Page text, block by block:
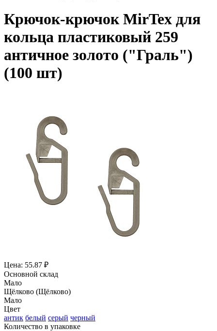
Крючок-крючок MirTex для
кольца пластиковый 259
античное золото ("Граль")
(100 шт)
Цена: 55.87 ₽
Основной склад
Мало
Щёлково (Щёлково)
Мало
Цвет
антик белый серый черный
Количество в упаковке